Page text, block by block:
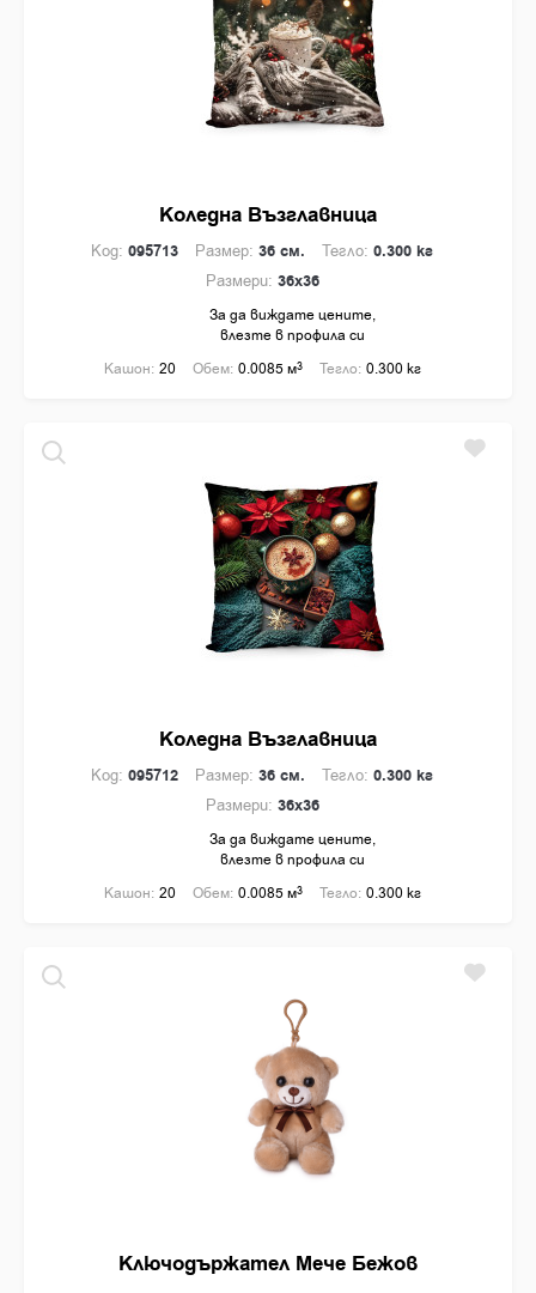
Коледна Възглавница
Код: 095713 Размер: 36 см. Тегло: 0.300 кг
Размери: 36x36
За да виждате цените,
влезте в профила си
Кашон: 20 Обем: 0.0085 м3 Тегло: 0.300 кг
Коледна Възглавница
Код: 095712 Размер: 36 см. Тегло: 0.300 кг
Размери: 36x36
За да виждате цените,
влезте в профила си
Кашон: 20 Обем: 0.0085 м3 Тегло: 0.300 кг
Ключодържател Мече Бежов